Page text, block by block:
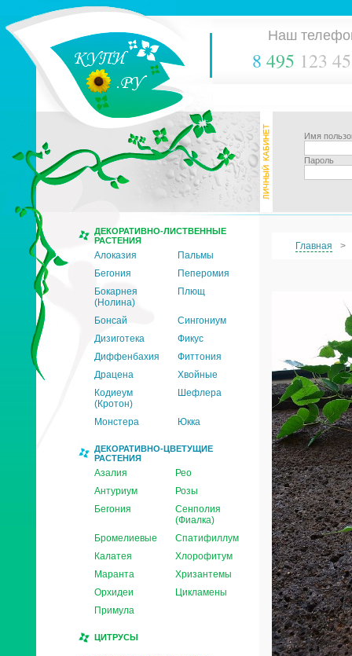
Наш
8 495 123
Имя
Пароль
ДЕКОРАТИВНО-ЛИСТВЕННЫЕ
РАСТЕНИЯ
Алоказия
Пальмы
Бегония
Пеперомия
Бокарнея
(Нолина)
Плющ
Бонсай
Сингониум
Дизиготека
Фикус
Диффенбахия
Фиттония
Драцена
Хвойные
Кодиеум
(Кротон)
Шефлера
Монстера Юкка
ДЕКОРАТИВНО-ЦВЕТУЩИЕ
РАСТЕНИЯ
Азалия
Рео
Антуриум
Розы
Бегония
Сенполия
(Фиалка)
Бромелиевые
Спатифиллум
Калатея
Хлорофитум
Маранта
Хризантемы
Орхидеи
Цикламены
Примула
ЦИТРУСЫ
Главная